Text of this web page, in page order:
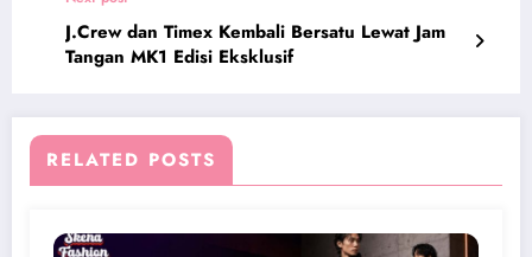
J.Crew dan Timex Kembali Bersatu Lewat Jam
Tangan MK1 Edisi Eksklusif
RELATED POSTS